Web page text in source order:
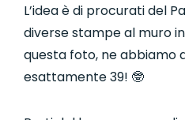
L’idea è di procurati del
diverse stampe al muro
questa foto, ne abbiamo
esattamente 39! 🤓